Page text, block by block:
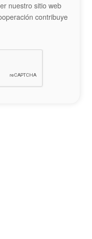
nuestro sitio web
contribuye